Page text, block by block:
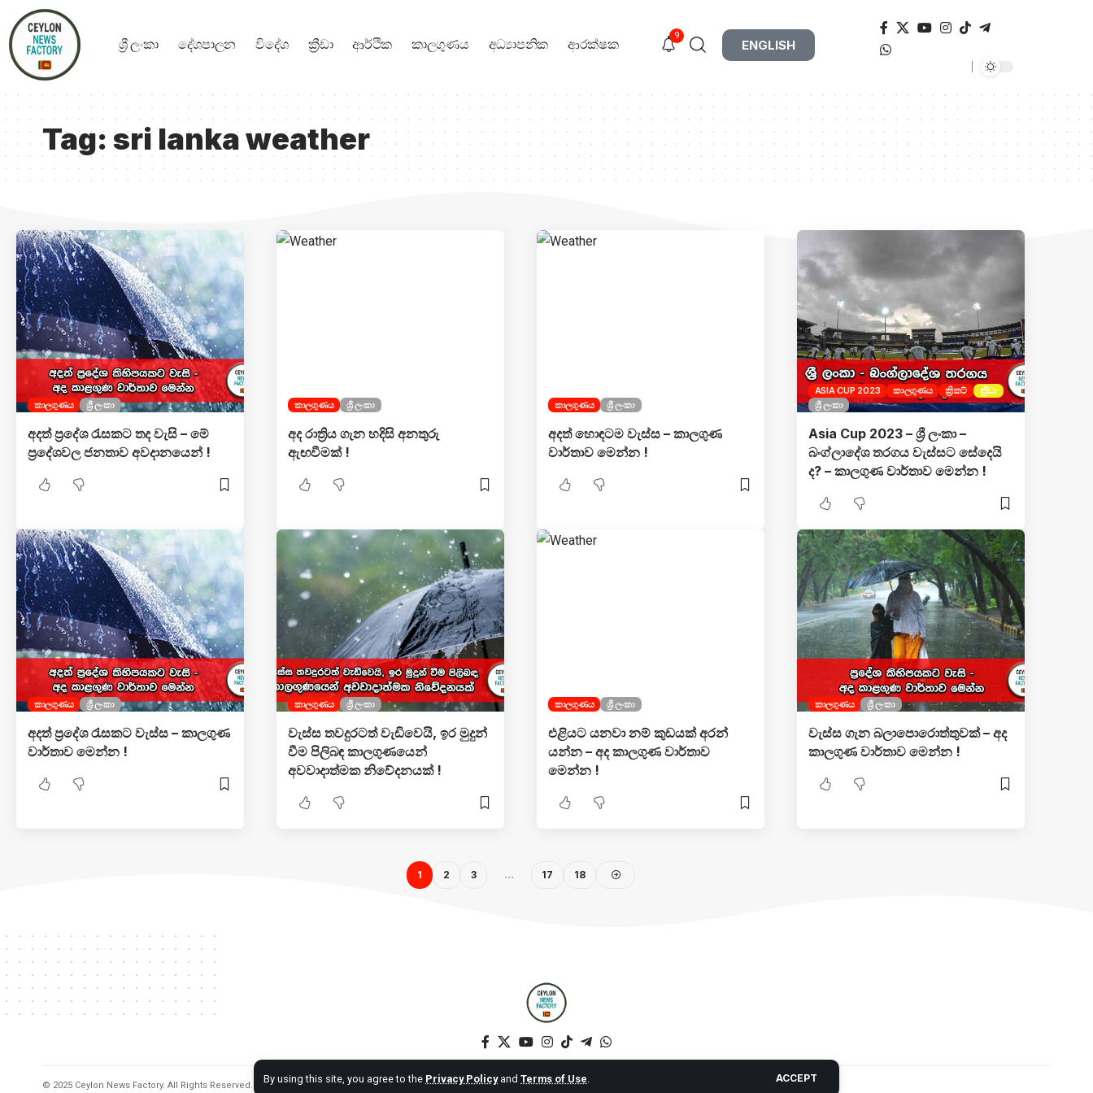
By using this site, you agree to the Privacy Policyand Terms of Use ACCEPT
ශ්‍රී ලංකා දේශපාලන විදේශ ක්‍රීඩා ආර්ථික කාලගුණය අධ්‍යාපනික ආරක්ෂක
9
ENGLISH
Tag: sri lanka weather
කාලගුණය ශ්‍රී ලංකා
අදත් ප්‍රදේශ රැසකට තද වැසි – මේ
ප්‍රදේශවල ජනතාව අවදානයෙන් !
කාලගුණය ශ්‍රී ලංකා
අද රාත්‍රිය ගැන හදිසි අනතුරු
ඇඟවීමක් !
කාලගුණය ශ්‍රී ලංකා
අදත් හොඳටම වැස්ස – කාලගුණ
වාර්තාව මෙන්න !
ASIA CUP 2023 කාලගුණය ක්‍රිකට්
ක්‍රීඩා
ශ්‍රී ලංකා
Asia Cup 2023 – ශ්‍රී ලංකා –
බංග්ලාදේශ තරගය වැස්සට සේදෙයි
ද? – කාලගුණ වාර්තාව මෙන්න !
කාලගුණය ශ්‍රී ලංකා
අදත් ප්‍රදේශ රැසකට වැස්ස – කාලගුණ
වාර්තාව මෙන්න !
කාලගුණය ශ්‍රී ලංකා
වැස්ස තවදුරටත් වැඩිවෙයි, ඉර මුදුන්
වීම පිලිබඳ කාලගුණයෙන්
අවවාදාත්මක නිවේදනයක් !
කාලගුණය ශ්‍රී ලංකා
එළියට යනවා නම් කුඩයක් අරන්
යන්න – අද කාලගුණ වාර්තාව
මෙන්න !
කාලගුණය ශ්‍රී ලංකා
වැස්ස ගැන බලාපොරොත්තුවක් – අද
කාලගුණ වාර්තාව මෙන්න !
1 2 3 … 17 18
© 2025 Ceylon News Factory. All Rights Reserved. – Web by NT –